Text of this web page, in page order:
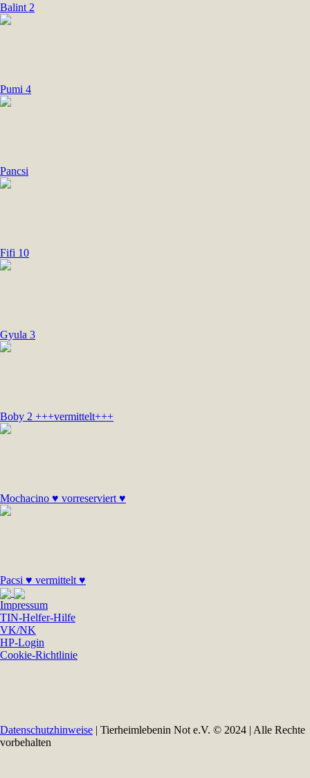
Balint 2
Pumi 4
Pancsi
Fifi 10
Gyula 3
Boby 2 +++vermittelt+++
Mochacino ♥ vorreserviert ♥
Pacsi ♥ vermittelt ♥
Impressum
TIN-Helfer-Hilfe
VK/NK
HP-Login
Cookie-Richtlinie
Datenschutzhinweise | Tierheimlebenin Not e.V. © 2024 | Alle Rechte
vorbehalten